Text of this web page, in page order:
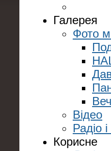
Галерея
Фото
Відео
Радіо
Корисне